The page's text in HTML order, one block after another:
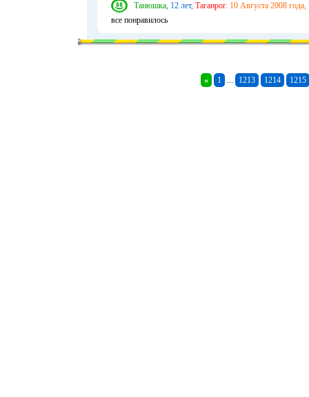
Танюшка, 12 лет, Таганрог. 10 Августа 2008 года,
все понравилось
« 1 ... 1213 1214 1215